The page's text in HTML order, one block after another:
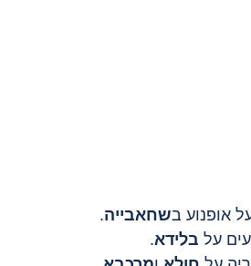
שחאבייה.
בלידא.